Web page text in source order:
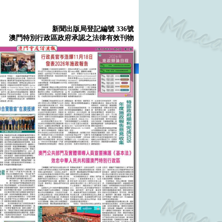
新聞出版局登記編號 336號
澳門特別行政區政府承認之法律有效刊物